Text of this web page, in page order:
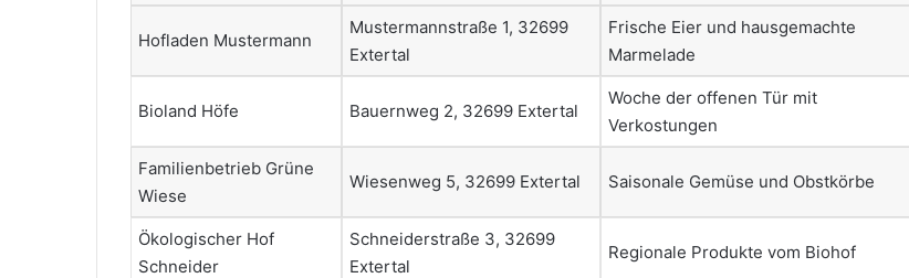
Hofladen Mustermann
Mustermannstraße 1, 32699
Extertal
Frische Eier und hausgemachte
Marmelade
Bioland Höfe Bauernweg 2, 32699 Extertal
Woche der offenen Tür mit
Verkostungen
Familienbetrieb Grüne
Wiese
Wiesenweg 5, 32699 Extertal Saisonale Gemüse und Obstkörbe
Ökologischer Hof
Schneider
Schneiderstraße 3, 32699
Extertal
Regionale Produkte vom Biohof